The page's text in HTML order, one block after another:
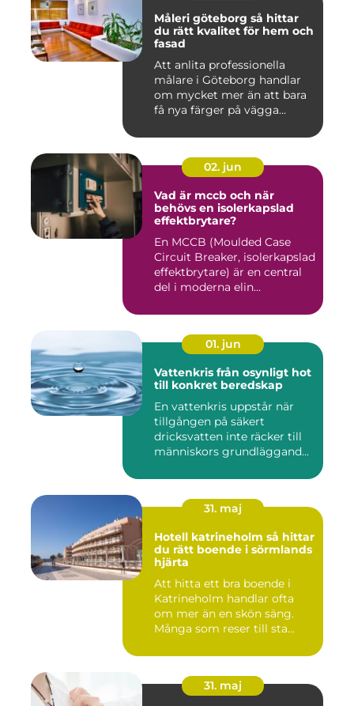
Måleri göteborg så hittar
du rätt kvalitet för hem och
fasad
Att anlita professionella
målare i Göteborg handlar
om mycket mer än att bara
få nya färger på vägga...
02. jun
Vad är mccb och när
behövs en isolerkapslad
effektbrytare?
En MCCB (Moulded Case
Circuit Breaker, isolerkapslad
effektbrytare) är en central
del i moderna elin...
01. jun
Vattenkris från osynligt hot
till konkret beredskap
En vattenkris uppstår när
tillgången på säkert
dricksvatten inte räcker till
människors grundläggand...
31. maj
Hotell katrineholm så hittar
du rätt boende i sörmlands
hjärta
Att hitta ett bra boende i
Katrineholm handlar ofta
om mer än en skön säng.
Många som reser till sta...
31. maj